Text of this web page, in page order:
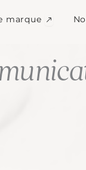
en ligne
marque Ouvrir